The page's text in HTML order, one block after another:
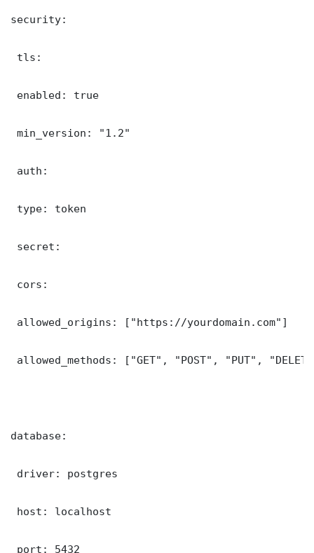
security:
tls:
enabled: true
min_version: "1.2"
auth:
type: token
secret:
cors:
allowed_origins: ["https://yourdomain.com"]
allowed_methods: ["GET", "POST", "PUT",
database:
driver: postgres
host: localhost
port: 5432